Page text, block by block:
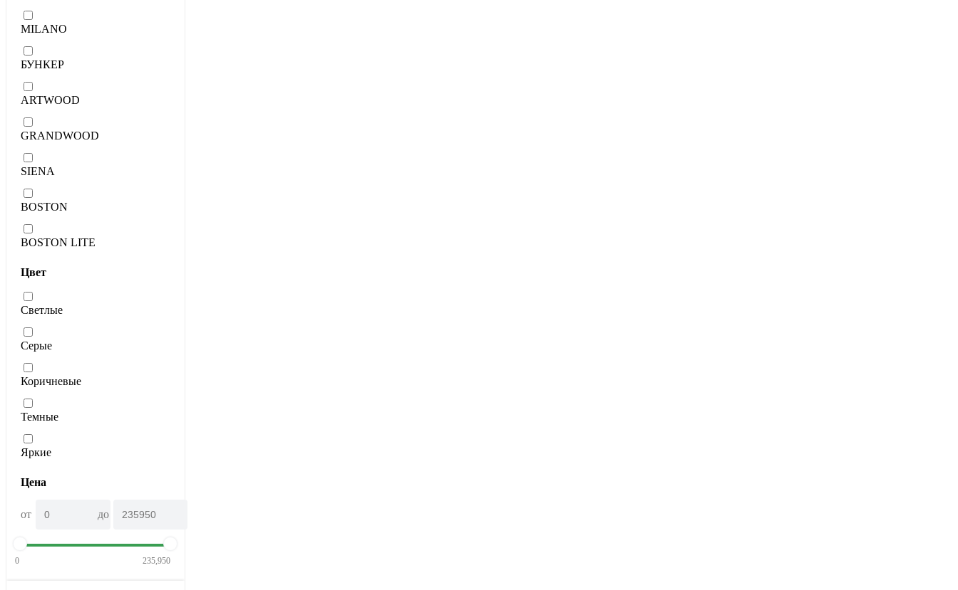
MILANO
БУНКЕР
ARTWOOD
GRANDWOOD
SIENA
BOSTON
BOSTON LITE
Цвет
Светлые
Серые
Коричневые
Темные
Яркие
Цена
от до
0 235,950